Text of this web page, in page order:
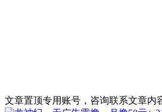
文章置顶专用账号，咨询联系文章内